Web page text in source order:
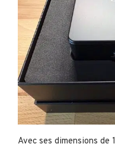
Avec ses dimensions de